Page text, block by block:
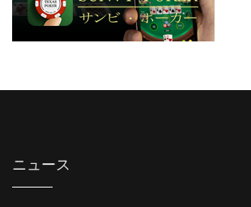
ニュース